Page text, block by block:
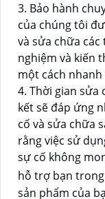
3. Bảo hành
của chúng tôi
và sửa chữa
nghiệm và kiến
một cách
4. Thời gian sửa
kết sẽ đáp ứng
cố và sửa chữa
rằng việc sử
sự cố không
hỗ trợ bạn
sản phẩm của